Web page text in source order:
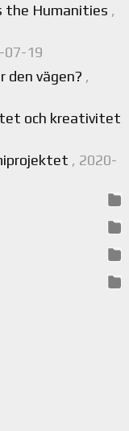
the Humanities ,
07-19
den vägen? ,
och kreativitet
, 2020-